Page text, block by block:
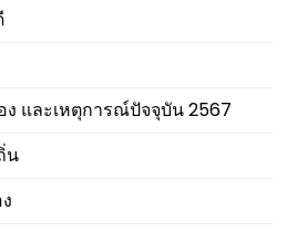
ง และเหตุการณ์ปัจจุบัน 2567
น